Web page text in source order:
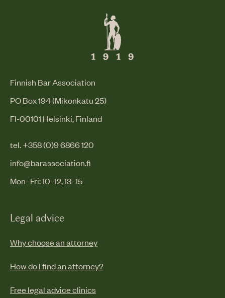
Finnish Bar Association
PO Box 194 (Mikonkatu 25)
FI-00101 Helsinki, Finland
tel. +358 (0)9 6866 120
info@barassociation.fi
Mon–Fri: 10–12, 13–15
Legal advice
Why choose an attorney
How do I find an attorney?
Free legal advice clinics